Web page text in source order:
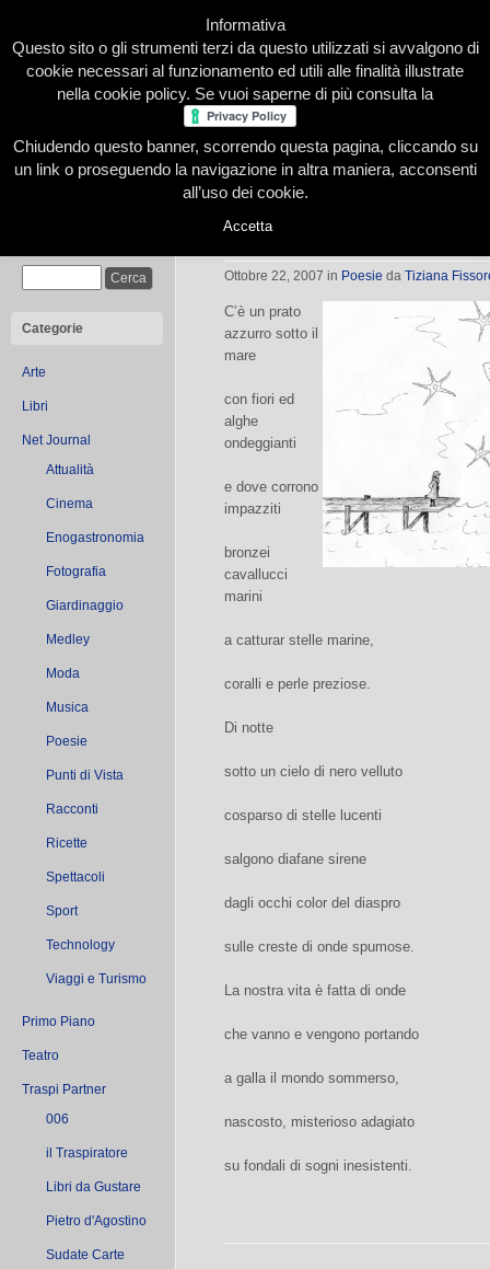
Home Presentazione Redazione Le nostre firme
Categorie
Arte
Libri
Net Journal
Attualità
Cinema
Enogastronomia
Fotografia
Giardinaggio
Medley
Moda
Musica
Poesie
Punti di Vista
Racconti
Ricette
Spettacoli
Sport
Technology
Viaggi e Turismo
Primo Piano
Teatro
Traspi Partner
006
il Traspiratore
Libri da Gustare
Pietro d'Agostino
Sudate Carte
Sogni
Ottobre 22, 2007 in Poesie da Tiziana
C’è un prato
azzurro sotto il
mare
con fiori ed
alghe
ondeggianti
e dove corrono
impazziti
bronzei
cavallucci
marini
a catturar stelle marine,
coralli e perle preziose.
Di notte
sotto un cielo di nero velluto
cosparso di stelle lucenti
salgono diafane sirene
dagli occhi color del diaspro
sulle creste di onde spumose.
La nostra vita è fatta di onde
che vanno e vengono portando
a galla il mondo sommerso,
nascosto, misterioso adagiato
su fondali di sogni inesistenti.
Informativa
Questo sito o gli strumenti terzi da questo utilizzati si avvalgono di
cookie necessari al funzionamento ed utili alle finalità illustrate
nella cookie policy. Se vuoi saperne di più consulta la
Chiudendo questo banner, scorrendo questa pagina, cliccando su
un link o proseguendo la navigazione in altra maniera, acconsenti
all’uso dei cookie.
Accetta